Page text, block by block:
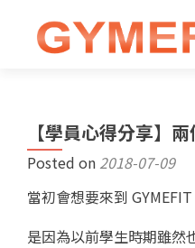
【學員心得分享】
Posted on 2018-07-09
當初會想要來到 GYMEFIT
是因為以前學生時期雖然